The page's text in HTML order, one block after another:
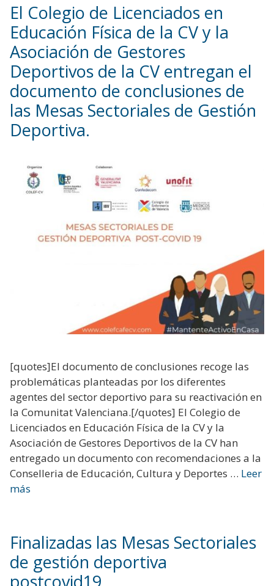
El Colegio de Licenciados en
Educación Física de la CV y la
Asociación de Gestores
Deportivos de la CV entregan el
documento de conclusiones de
las Mesas Sectoriales de Gestión
Deportiva.
[quotes]El documento de conclusiones recoge las
problemáticas planteadas por los diferentes
agentes del sector deportivo para su reactivación en
la Comunitat Valenciana.[/quotes] El Colegio de
Licenciados en Educación Física de la CV y la
Asociación de Gestores Deportivos de la CV han
entregado un documento con recomendaciones a la
Conselleria de Educación, Cultura y Deportes … Leer
más
Finalizadas las Mesas Sectoriales
de gestión deportiva
postcovid19.